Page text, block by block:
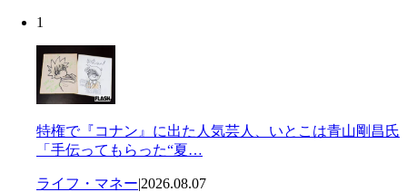
1
特権で『コナン』に出た人気芸人、いとこは青山剛昌氏
「手伝ってもらった“夏…
ライフ・マネー|2026.08.07